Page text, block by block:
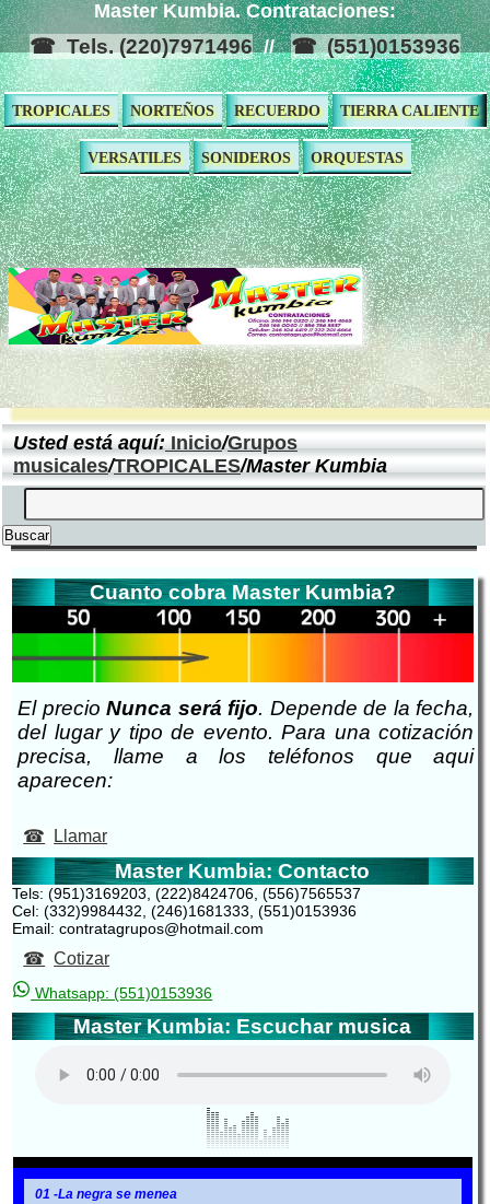
Master Kumbia. Contrataciones:
Tels. (220)7971496 // (551)0153936
TROPICALES NORTEÑOS RECUERDO TIERRA CALIENTE
VERSATILES SONIDEROS ORQUESTAS
Usted está aquí:Inicio/Grupos
musicales/TROPICALES/Master Kumbia
Cuanto cobra Master Kumbia?
El precioNunca será fijo. Depende de la fecha,
del lugar y tipo de evento. Para una cotización
precisa, llame a los teléfonos que aqui
aparecen:
Llamar
Master Kumbia: Contacto
Tels: (951)3169203, (222)8424706, (556)7565537
Cel: (332)9984432, (246)1681333, (551)0153936
Email: contratagrupos@hotmail.com
Cotizar
Whatsapp: (551)0153936
Master Kumbia: Escuchar musica
01 -La negra se menea